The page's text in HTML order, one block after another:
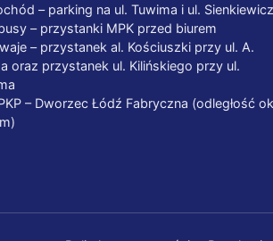
– parking na ul. Tuwima i ul.
– przystanki MPK przed biurem
– przystanek al. Kościuszki przy ul. A.
oraz przystanek ul. Kilińskiego przy ul.
– Dworzec Łódź Fabryczna (odległość ok